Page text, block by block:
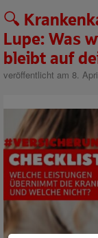
🔍
Lupe: Was
bleibt auf
veröffentlicht am 8.